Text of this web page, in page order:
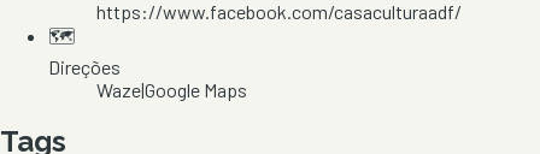
https://www.facebook.com/casaculturaadf/
🗺️
Direções
Waze|Google Maps
Tags